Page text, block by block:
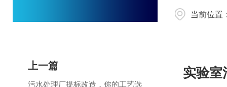
当前位置
实验室
上一篇
污水处理厂提标改造，你的工艺选